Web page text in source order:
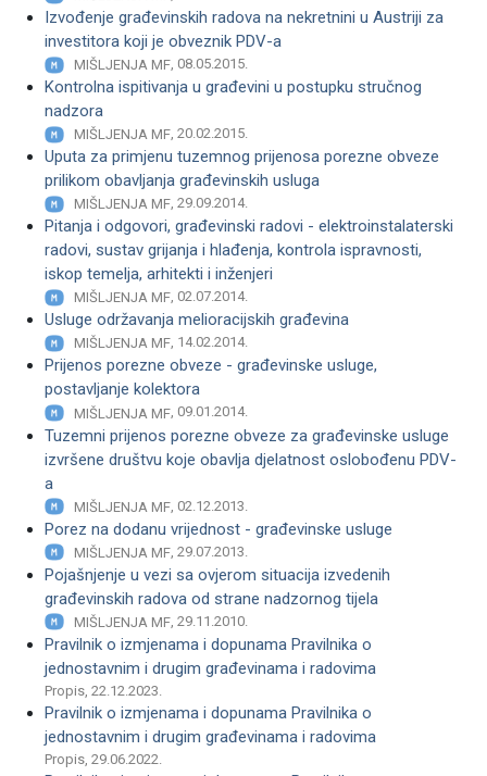
Izvođenje građevinskih radova na nekretnini u Austriji za
investitora koji je obveznik PDV-a
MIŠLJENJA MF, 08.05.2015.
Kontrolna ispitivanja u građevini u postupku stručnog
nadzora
MIŠLJENJA MF, 20.02.2015.
Uputa za primjenu tuzemnog prijenosa porezne obveze
prilikom obavljanja građevinskih usluga
MIŠLJENJA MF, 29.09.2014.
Pitanja i odgovori, građevinski radovi - elektroinstalaterski
radovi, sustav grijanja i hlađenja, kontrola ispravnosti,
iskop temelja, arhitekti i inženjeri
MIŠLJENJA MF, 02.07.2014.
Usluge održavanja melioracijskih građevina
MIŠLJENJA MF, 14.02.2014.
Prijenos porezne obveze - građevinske usluge,
postavljanje kolektora
MIŠLJENJA MF, 09.01.2014.
Tuzemni prijenos porezne obveze za građevinske usluge
izvršene društvu koje obavlja djelatnost oslobođenu PDV-
a
MIŠLJENJA MF , 02.12.2013.
Porez na dodanu vrijednost - građevinske usluge
MIŠLJENJA MF , 29.07.2013.
Pojašnjenje u vezi sa ovjerom situacija izvedenih
građevinskih radova od strane nadzornog tijela
MIŠLJENJA MF , 29.11.2010.
Pravilnik o izmjenama i dopunama Pravilnika o
jednostavnim i drugim građevinama i radovima
Propis, 22.12.2023.
Pravilnik o izmjenama i dopunama Pravilnika o
jednostavnim i drugim građevinama i radovima
Propis, 29.06.2022.